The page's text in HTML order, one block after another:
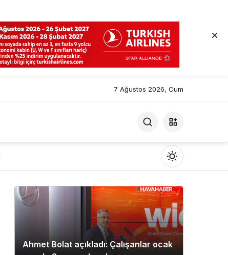
7 Ağustos 2026, Cum
Mod
değiştir
Gündüz Modu
Gündüz modunu seçin.
Ahmet Bolat açıkladı: Çalışanlar ocak